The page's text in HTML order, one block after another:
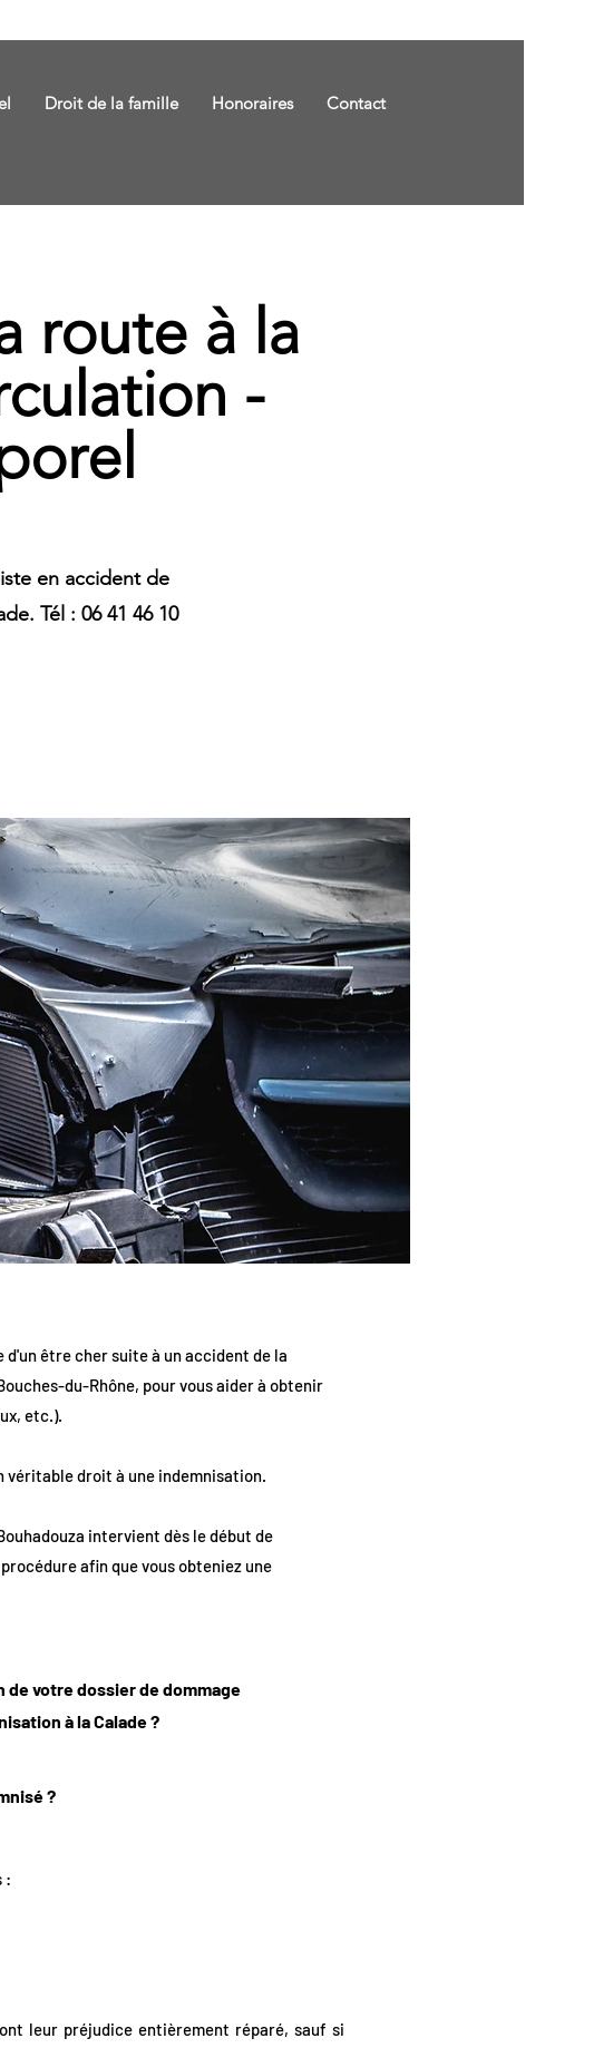
Droit de la famille Honoraires Contact
route à la
-
en accident de
Tél : 06 41 46 10
être cher suite à un accident de la
du-Rhône, pour vous aider à obtenir
etc.).
véritable droit à une indemnisation.
intervient dès le début de
afin que vous obteniez une
de votre dossier de dommage
à la Calade ?
?
:
leur préjudice entièrement réparé, sauf si